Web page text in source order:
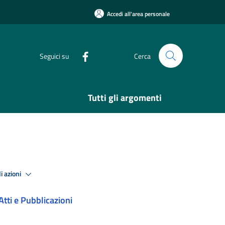
Accedi all'area personale
Seguici su Cerca
Tutti gli argomenti
azioni
e Pubblicazioni